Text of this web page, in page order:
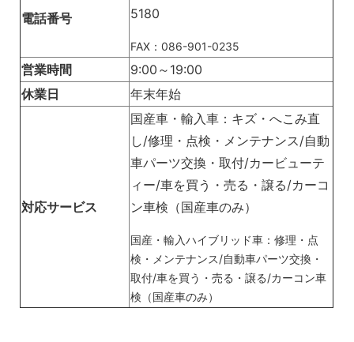
電話番号
5180
FAX：086-901-0235
営業時間
9:00～19:00
休業日
年末年始
対応サービス
国産車・輸入車：キズ・へこみ直
し/修理・点検・メンテナンス/自動
車パーツ交換・取付/カービューテ
ィー/車を買う・売る・譲る/カーコ
ン車検（国産車のみ）
国産・輸入ハイブリッド車：修理・点
検・メンテナンス/自動車パーツ交換・
取付/車を買う・売る・譲る/カーコン車
検（国産車のみ）